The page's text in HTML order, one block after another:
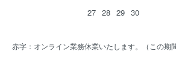
27 28 29 30
赤字：オンライン業務休業いたします。（この期